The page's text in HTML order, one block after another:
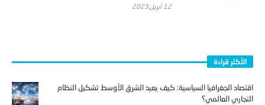
12 أبريل,2023
الأكثر قراءة
اقتصاد الجغرافيا السياسية: كيف يعيد الشرق الأوسط تشكيل النظام
التجاري العالمي؟